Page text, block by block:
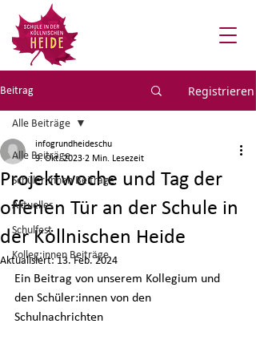
Beitrag Registrieren
Alle Beiträge
Schüler:innen Beiträge
Aktuelles
Schulfest
Kolleg:innen Beiträge
Alle Beiträge
Projektwoche und Tag der
offenen Tür an der Schule in
der Köllnischen Heide
infogrundheideschu
9. Okt. 2023 2 Min. Lesezeit
Aktualisiert:13. Feb. 2024
Ein Beitrag von unserem Kollegium und
den Schüler:innen von den
Schulnachrichten